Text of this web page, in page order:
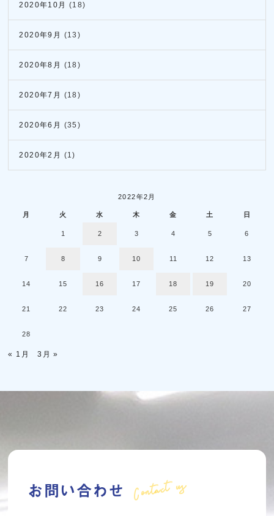
2020年10月 (18)
2020年9月 (13)
2020年8月 (18)
2020年7月 (18)
2020年6月 (35)
2020年2月 (1)
2022年2月
月 火 水 木 金 土 日
1 2 3 4 5 6
7 8 9 10 11 12 13
14 15 16 17 18 19 20
21 22 23 24 25 26 27
28
« 1月 3月 »
お問い合わせ Contact us